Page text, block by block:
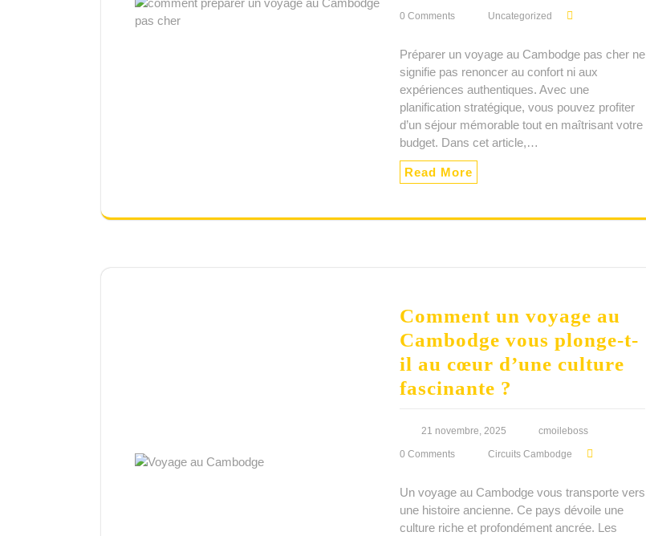
0 Comments Uncategorized
Préparer un voyage au Cambodge pas cher ne
signifie pas renoncer au confort ni aux
expériences authentiques. Avec une
planification stratégique, vous pouvez profiter
d’un séjour mémorable tout en maîtrisant votre
budget. Dans cet article,…
Read More
Comment un voyage au
Cambodge vous plonge-t-
il au cœur d’une culture
fascinante ?
21 novembre, 2025 cmoileboss
0 Comments Circuits Cambodge
Un voyage au Cambodge vous transporte vers
une histoire ancienne. Ce pays dévoile une
culture riche et profondément ancrée. Les